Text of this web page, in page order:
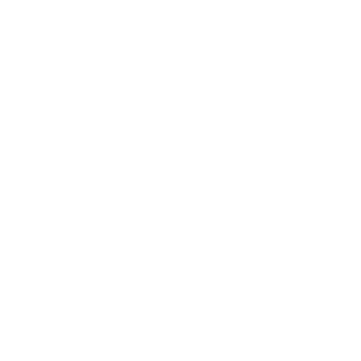
um 300% in 1 Jahr gestiegen